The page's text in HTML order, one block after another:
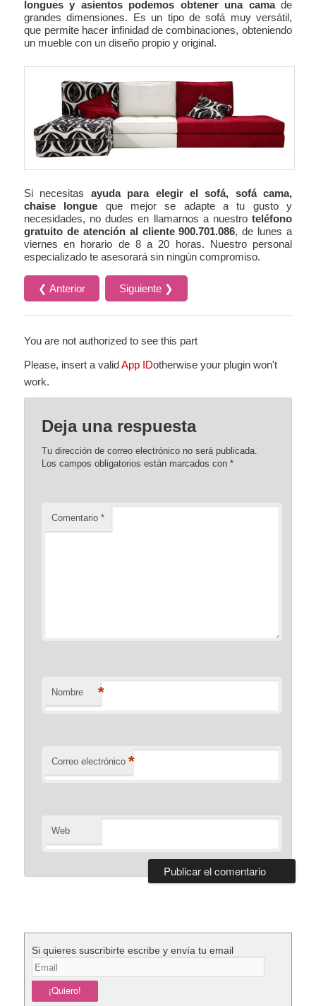
longues y asientos podemos obtener una camade
grandes dimensiones. Es un tipo de sofá muy versátil,
que permite hacer infinidad de combinaciones, obteniendo
un mueble con un diseño propio y original.
Si necesitas ayuda para elegir el sofá, sofá cama,
chaise longue que mejor se adapte a tu gusto y
necesidades, no dudes en llamarnos a nuestro teléfono
gratuito de atención al cliente 900.701.086, de lunes a
viernes en horario de 8 a 20 horas. Nuestro personal
especializado te asesorará sin ningún compromiso.
❮ Anterior Siguiente ❯
You are not authorized to see this part
Please, insert a validApp IDotherwise your plugin won't
work.
Deja una respuesta
Tu dirección de correo electrónico no será publicada.
Los campos obligatorios están marcados con*
Comentario*
Nombre *
Correo electrónico *
Web
Si quieres suscribirte escribe y envía tu email